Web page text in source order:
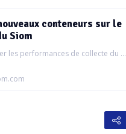
conteneurs sur le
Siom
les performances de collecte du ...